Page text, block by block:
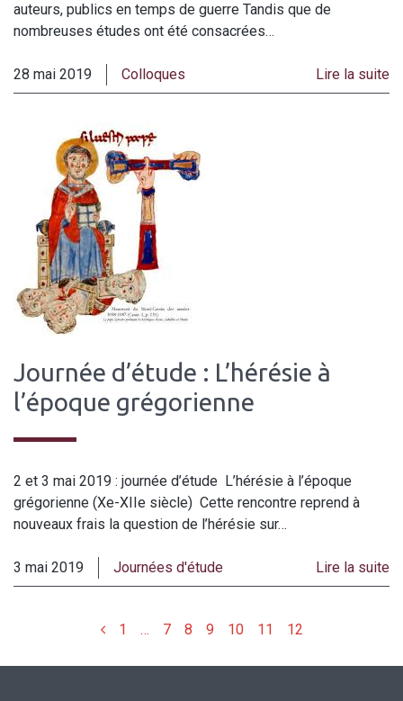
auteurs, publics en temps de guerre Tandis que de
nombreuses études ont été consacrées…
28 mai 2019 Colloques Lire la suite
Journée d’étude : L’hérésie à
l’époque grégorienne
2 et 3 mai 2019 : journée d’étude L’hérésie à l’époque
grégorienne (Xe-XIIe siècle) Cette rencontre reprend à
nouveaux frais la question de l’hérésie sur…
3 mai 2019 Journées d'étude Lire la suite
Précédent
1 … 7 8 9 10 11 12